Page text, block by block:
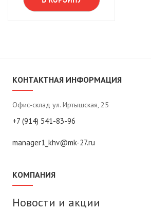
КОНТАКТНАЯ ИНФОРМАЦИЯ
Офис-склад ул. Иртышская, 25
+7 (914) 541-83-96
manager1_khv@mk-27.ru
КОМПАНИЯ
Новости и акции